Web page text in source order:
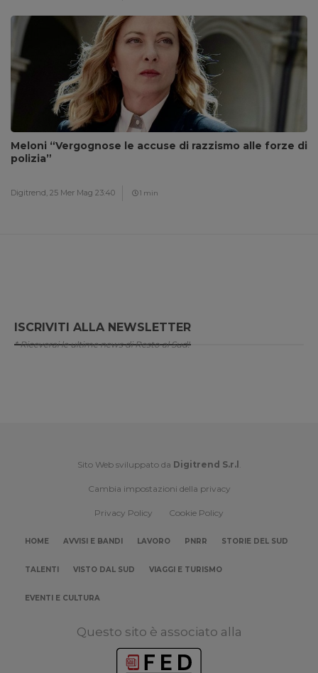
Meloni “Vergognose le accuse di razzismo alle forze di
polizia”
Digitrend, 25 Mer Mag 23:40 1 min
ISCRIVITI ALLA NEWSLETTER
* Riceverai le ultime news di Resto al Sud!
Sito Web sviluppato da Digitrend S.r.l .
Cambia impostazioni della privacy
Privacy Policy Cookie Policy
HOME AVVISI E BANDI LAVORO PNRR STORIE DEL SUD
TALENTI VISTO DAL SUD VIAGGI E TURISMO
EVENTI E CULTURA
Questo sito è associato alla